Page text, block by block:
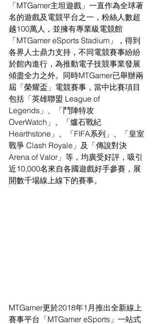
「MTGamer主坦遊戲」一直作為全球著
名的遊戲及電競平台之一，粉絲人數超
越100萬人，並擁有專業級電競館
「MTGamer eSports Stadium」，得到
各界人士鼎力支持，不同電競賽事紛紛
於館內進行，為推動電子技競事業發展
傾盡全力之外。同時MTGamer已舉辦兩
屆「榮耀盃」電競賽事，當中比賽項目
包括「英雄聯盟 League of
Legends」、「鬥陣特攻
OverWatch」、「爐石戰紀
Hearthstone」、「FIFA系列」、「皇室
戰爭 Clash Royale」及「傳說對決
Arena of Valor」等，均廣受好評，吸引
近10,000名來自各國遊戲好手參賽，展
開數千場線上線下的賽事。
MTGamer更於2018年1月推出全新線上
賽事平台「MTGamer eSports」一站式